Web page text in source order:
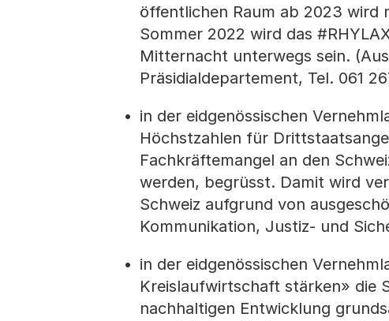
öffentlichen Raum ab 2023 wird
Sommer 2022 wird das
Mitternacht unterwegs sein.
Präsidialdepartement, Tel. 061
in der eidgenössischen
Höchstzahlen für
Fachkräftemangel an den
werden, begrüsst. Damit wird
Schweiz aufgrund von
Kommunikation, Justiz- und
in der eidgenössischen
Kreislaufwirtschaft stärken» die
nachhaltigen Entwicklung